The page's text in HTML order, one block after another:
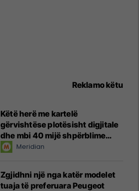
Reklamo këtu
Këtë herë me kartelë
gërvishtëse plotësisht digjitale
dhe mbi 40 mijë shpërblime
instant!Meridian
Zgjidhni një nga katër modelet
tuaja të preferuara Peugeot